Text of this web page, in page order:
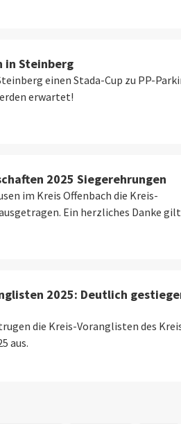
in Steinberg
einen Stada-Cup zu PP-
erwartet!
2025 Siegerehrungen
im Kreis Offenbach die Kreis-
Ein herzliches Danke gilt
2025: Deutlich
die Kreis-Voranglisten des
aus.